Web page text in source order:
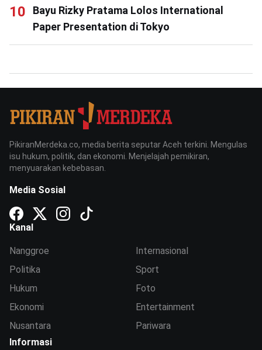
Bayu Rizky Pratama Lolos International
Paper Presentation di Tokyo
PikiranMerdeka.co, media berita seputar Aceh terkini. Mengulas
isu hukum, politik, dan ekonomi. Menjelajah pemikiran,
menyuarakan kebebasan.
Media Sosial
Kanal
Nanggroe
Politika
Hukum
Ekonomi
Nusantara
Internasional
Sport
Foto
Entertainment
Pariwara
Informasi